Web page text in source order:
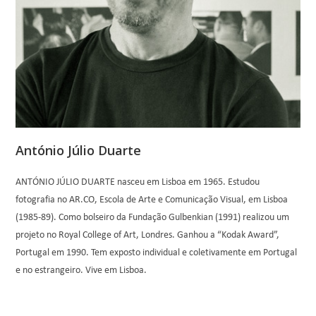
António Júlio Duarte
ANTÓNIO JÚLIO DUARTE nasceu em Lisboa em 1965. Estudou
fotografia no AR.CO, Escola de Arte e Comunicação Visual, em Lisboa
(1985-89). Como bolseiro da Fundação Gulbenkian (1991) realizou um
projeto no Royal College of Art, Londres. Ganhou a “Kodak Award”,
Portugal em 1990. Tem exposto individual e coletivamente em Portugal
e no estrangeiro. Vive em Lisboa.